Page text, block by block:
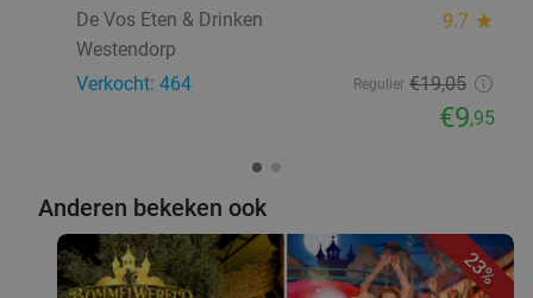
De Vos Eten & Drinken
9.7 star
Westendorp
Verkocht: 464
Regulier €19,05
€9,95
Anderen bekeken ook
23%